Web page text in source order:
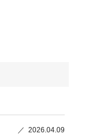
2026.04.09